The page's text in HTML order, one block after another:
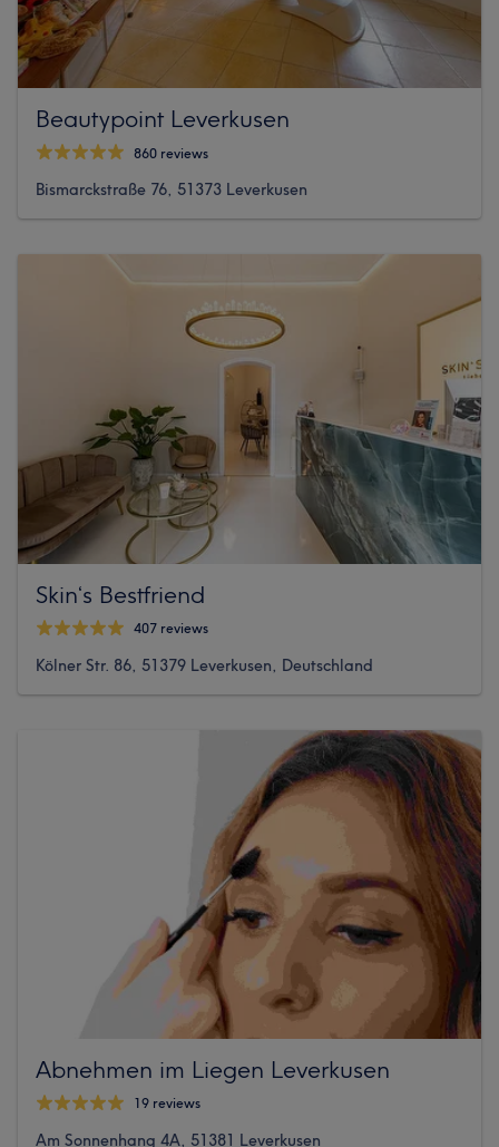
Beautypoint Leverkusen
860 reviews
Bismarckstraße 76, 51373 Leverkusen
Skin‘s Bestfriend
407 reviews
Kölner Str. 86, 51379 Leverkusen, Deutschland
Abnehmen im Liegen Leverkusen
19 reviews
Am Sonnenhang 4A, 51381 Leverkusen